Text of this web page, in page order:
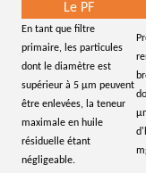
Le PF
En tant que filtre
primaire, les particules
dont le diamètre est
supérieur à 5 μm peuvent
être enlevées, la teneur
maximale en huile
résiduelle étant
négligeable.